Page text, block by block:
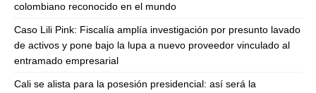
colombiano reconocido en el mundo
Caso Lili Pink: Fiscalía amplía investigación por presunto lavado
de activos y pone bajo la lupa a nuevo proveedor vinculado al
entramado empresarial
Cali se alista para la posesión presidencial: así será la